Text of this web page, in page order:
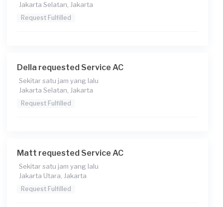
Jakarta Selatan, Jakarta
Request Fulfilled
Della requested Service AC
Sekitar satu jam yang lalu
Jakarta Selatan, Jakarta
Request Fulfilled
Matt requested Service AC
Sekitar satu jam yang lalu
Jakarta Utara, Jakarta
Request Fulfilled